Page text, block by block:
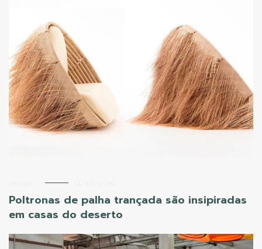
design 11/10/2020
Poltronas de palha trançada são insipiradas
em casas do deserto